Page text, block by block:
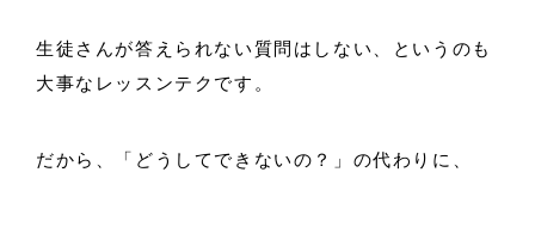
生徒さんが答えられない質問はしない、というのも
大事なレッスンテクです。
だから、「どうしてできないの？」の代わりに、